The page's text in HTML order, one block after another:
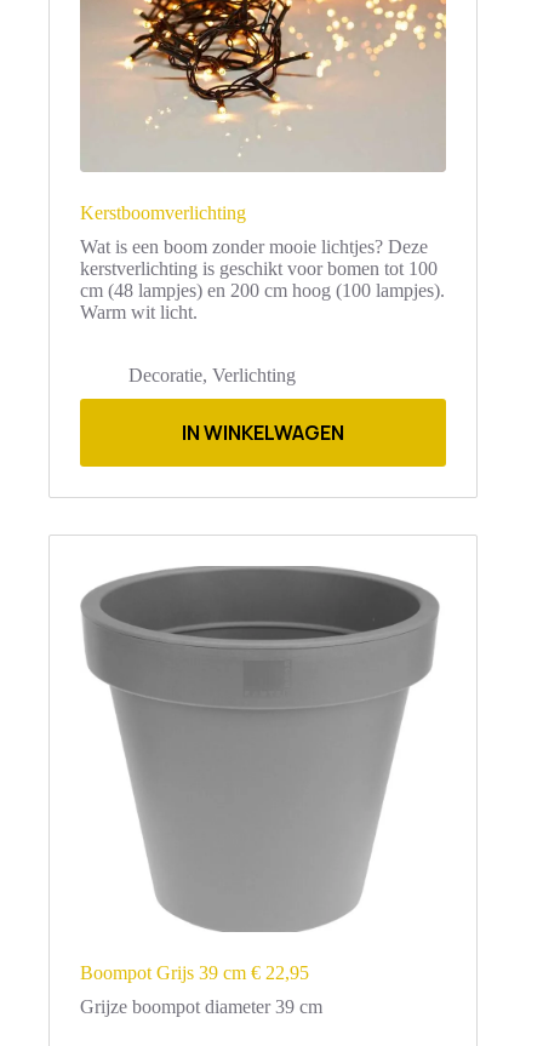
Kerstboomverlichting
Wat is een boom zonder mooie lichtjes? Deze
kerstverlichting is geschikt voor bomen tot 100
cm (48 lampjes) en 200 cm hoog (100 lampjes).
Warm wit licht.
Decoratie, Verlichting
IN WINKELWAGEN
Dit
meerdere
variaties.
optie
gekozen
worden
op
de
productpagina
Boompot Grijs 39 cm € 22,95
Grijze boompot diameter 39 cm